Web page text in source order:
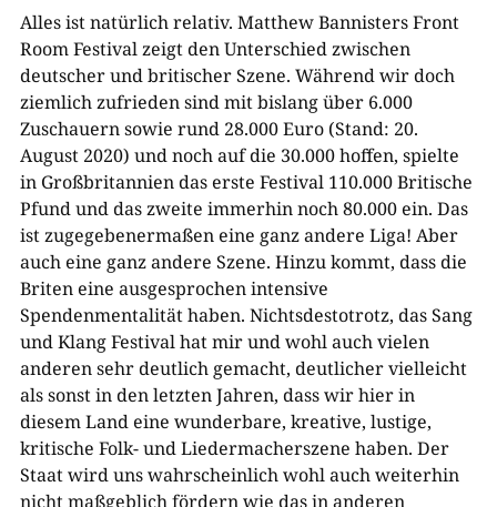
Alles ist natürlich relativ. Matthew Bannisters Front
Room Festival zeigt den Unterschied zwischen
deutscher und britischer Szene. Während wir doch
ziemlich zufrieden sind mit bislang über 6.000
Zuschauern sowie rund 28.000 Euro (Stand: 20.
August 2020) und noch auf die 30.000 hoffen, spielte
in Großbritannien das erste Festival 110.000 Britische
Pfund und das zweite immerhin noch 80.000 ein. Das
ist zugegebenermaßen eine ganz andere Liga! Aber
auch eine ganz andere Szene. Hinzu kommt, dass die
Briten eine ausgesprochen intensive
Spendenmentalität haben. Nichtsdestotrotz, das Sang
und Klang Festival hat mir und wohl auch vielen
anderen sehr deutlich gemacht, deutlicher vielleicht
als sonst in den letzten Jahren, dass wir hier in
diesem Land eine wunderbare, kreative, lustige,
kritische Folk- und Liedermacherszene haben. Der
Staat wird uns wahrscheinlich wohl auch weiterhin
nicht maßgeblich fördern wie das in anderen